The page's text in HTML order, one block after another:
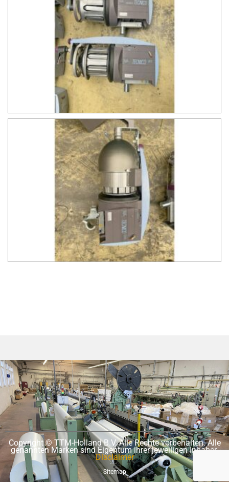
Copyright © TTM-Holland B.V. Alle Rechte vorbehalten. Alle
genannten Marken sind Eigentum ihrer jeweiligen Inhaber.
Disclaimer
Sitemap